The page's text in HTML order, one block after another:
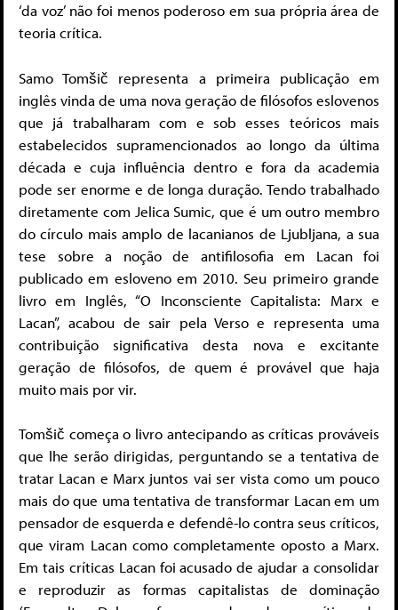
‘da voz’ não foi menos poderoso em sua própria área de
teoria crítica.
Samo Tomšič representa a primeira publicação em
inglês vinda de uma nova geração de filósofos eslovenos
que já trabalharam com e sob esses teóricos mais
estabelecidos supramencionados ao longo da última
década e cuja influência dentro e fora da academia
pode ser enorme e de longa duração. Tendo trabalhado
diretamente com Jelica Sumic, que é um outro membro
do círculo mais amplo de lacanianos de Ljubljana, a sua
tese sobre a noção de antifilosofia em Lacan foi
publicado em esloveno em 2010. Seu primeiro grande
livro em Inglês, “O Inconsciente Capitalista: Marx e
Lacan”, acabou de sair pela Verso e representa uma
contribuição significativa desta nova e excitante
geração de filósofos, de quem é provável que haja
muito mais por vir.
Tomšič começa o livro antecipando as críticas prováveis
que lhe serão dirigidas, perguntando se a tentativa de
tratar Lacan e Marx juntos vai ser vista como um pouco
mais do que uma tentativa de transformar Lacan em um
pensador de esquerda e defendê-lo contra seus críticos,
que viram Lacan como completamente oposto a Marx.
Em tais críticas Lacan foi acusado de ajudar a consolidar
e reproduzir as formas capitalistas de dominação